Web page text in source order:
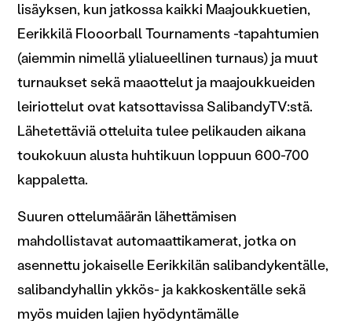
lisäyksen, kun jatkossa kaikki Maajoukkuetien,
Eerikkilä Flooorball Tournaments -tapahtumien
(aiemmin nimellä ylialueellinen turnaus) ja muut
turnaukset sekä maaottelut ja maajoukkueiden
leiriottelut ovat katsottavissa SalibandyTV:stä.
Lähetettäviä otteluita tulee pelikauden aikana
toukokuun alusta huhtikuun loppuun 600-700
kappaletta.
Suuren ottelumäärän lähettämisen
mahdollistavat automaattikamerat, jotka on
asennettu jokaiselle Eerikkilän salibandykentälle,
salibandyhallin ykkös- ja kakkoskentälle sekä
myös muiden lajien hyödyntämälle